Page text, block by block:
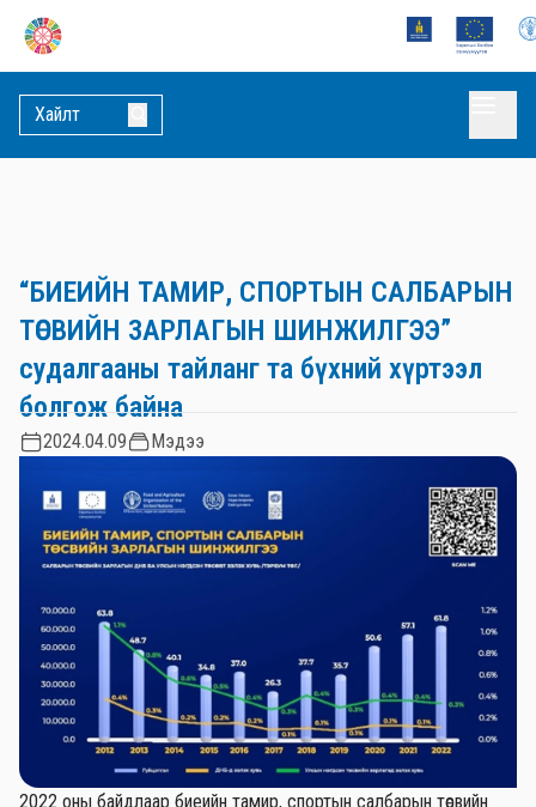
“БИЕИЙН ТАМИР, СПОРТЫН САЛБАРЫН
ТӨСВИЙН ЗАРЛАГЫН ШИНЖИЛГЭЭ”
судалгааны тайланг та бүхний хүртээл
болгож байна
2024.04.09 Мэдээ
2022 оны байдлаар биеийн тамир, спортын салбарын төсвийн